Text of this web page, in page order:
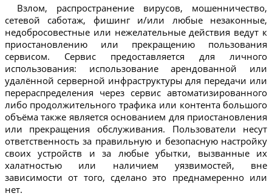
Взлом, распространение вирусов, мошенничество,
сетевой саботаж, фишинг и/или любые незаконные,
недобросовестные или нежелательные действия ведут к
приостановлению или прекращению пользования
сервисом. Сервис предоставляется для личного
использования: использование арендованной или
удалённой серверной инфраструктуры для передачи или
перераспределения через сервис автоматизированного
либо продолжительного трафика или контента большого
объёма также является основанием для приостановления
или прекращения обслуживания. Пользователи несут
ответственность за правильную и безопасную настройку
своих устройств и за любые убытки, вызванные их
халатностью или наличием уязвимостей, вне
зависимости от того, сделано это преднамеренно или
нет.